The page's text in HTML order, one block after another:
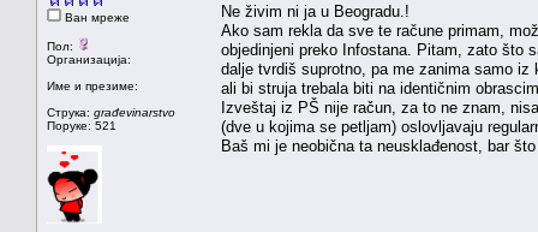
Ван мреже
Пол:
Организација:
Име и презиме:
Струка: građevinarstvo
Поруке: 521
Ne živim ni ja u Beogradu.!
Ako sam rekla da sve te račune primam,
objedinjeni preko Infostana. Pitam, zato što
dalje tvrdiš suprotno, pa me zanima samo
ali bi struja trebala biti na identičnim
Izveštaj iz PŠ nije račun, za to ne znam,
(dve u kojima se petljam) oslovljavaju
Baš mi je neobična ta neusklađenost, bar